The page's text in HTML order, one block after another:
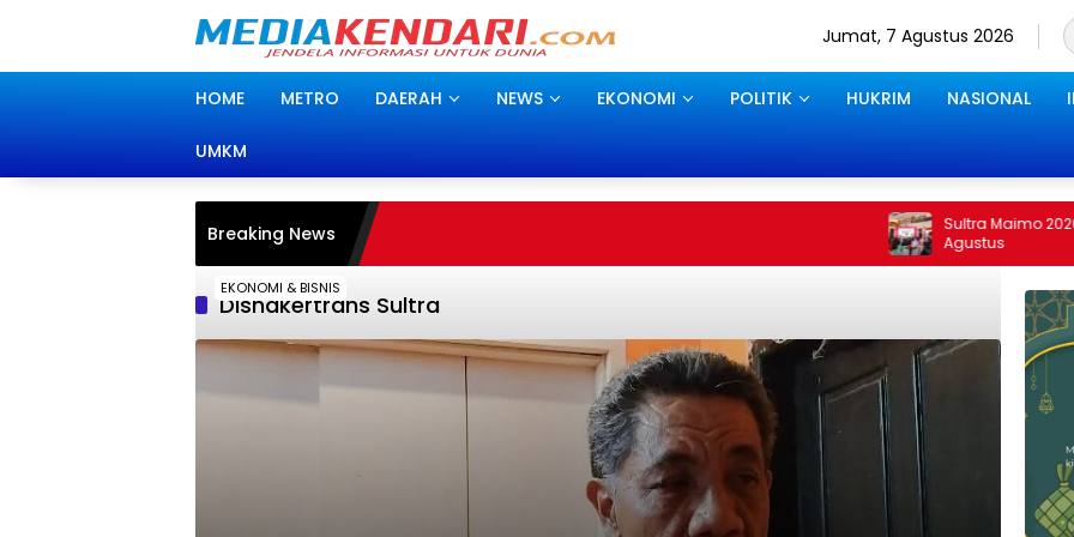
Jumat, 7 Agustus 2026
HOME METRO DAERAH NEWS EKONOMI POLITIK HUKRIM NASIONAL
UMKM
Breaking News
Sultra Maimo 2026 di Kendari Berakhir
Disnakertrans Sultra
EKONOMI & BISNIS